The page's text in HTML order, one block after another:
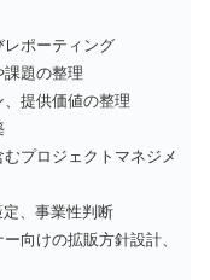
レポーティング
課題の整理
、提供価値の整理
プロジェクトマネジメ
定、事業性判断
向けの拡販方針設計、